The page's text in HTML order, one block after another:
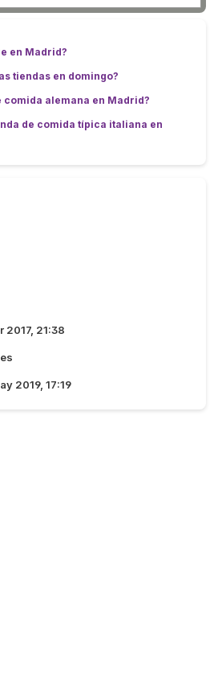
en Madrid?
tiendas en domingo?
comida alemana en Madrid?
de comida típica italiana en
2017, 21:38
2019, 17:19